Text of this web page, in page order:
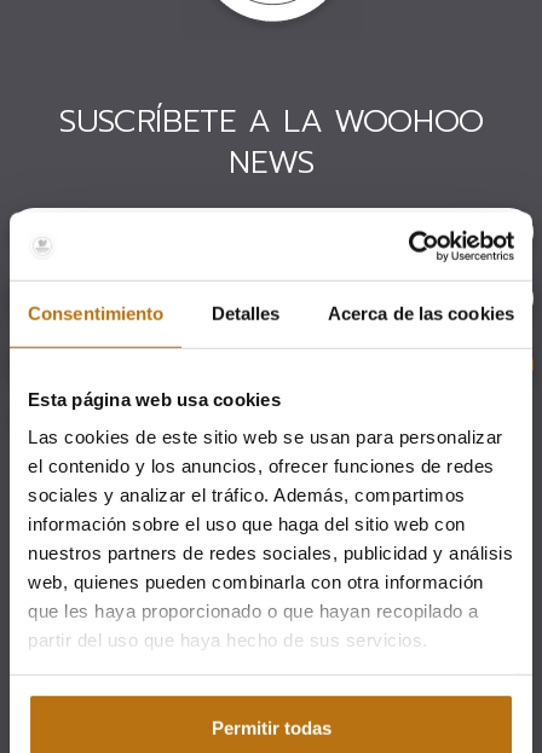
Consentimiento Detalles Acerca de las cookies
Esta página web usa cookies
Las cookies de este sitio web se usan para personalizar
el contenido y los anuncios, ofrecer funciones de redes
sociales y analizar el tráfico. Además, compartimos
información sobre el uso que haga del sitio web con
nuestros partners de redes sociales, publicidad y análisis
web, quienes pueden combinarla con otra información
que les haya proporcionado o que hayan recopilado a
partir del uso que haya hecho de sus servicios.
Permitir todas
SUSCRÍBETE A LA WOOHOO
NEWS
S.Len los términos descritos en la Política de Privacidad.
ATENCIÓN AL CLIENTE
C/ Concepción Arenal, 6 - 3º
28004 Madrid (España)
Tel: +34 911 033 895
info@woohoo-group.com
Síguenos en: